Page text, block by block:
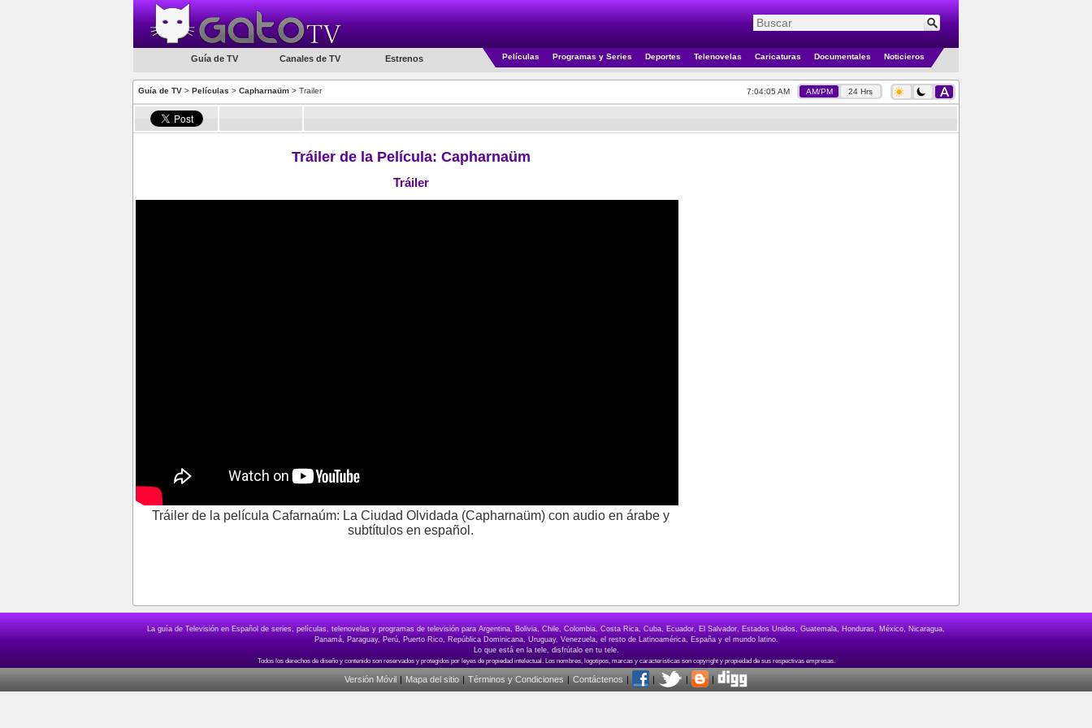
Guía de TV Canales de TV Estrenos Películas Programas y Series Deportes Telenovelas Caricaturas Documentales Noticieros
Guía de TV > Películas > Capharnaüm > Trailer 7:04:05 AM AM/PM 24 Hrs
Tráiler de la Película: Capharnaüm
Tráiler
Tráiler de la película Cafarnaúm: La Ciudad Olvidada (Capharnaüm) con audio en árabe y
subtítulos en español.
La guía de Televisión en Español de series, películas, telenovelas y programas de televisión para Argentina, Bolivia, Chile, Colombia, Costa Rica, Cuba, Ecuador, El Salvador, Estados Unidos, Guatemala, Honduras, México, Nicaragua,
Panamá, Paraguay, Perú, Puerto Rico, República Dominicana, Uruguay, Venezuela, el resto de Latinoamérica, España y el mundo latino.
Lo que está en la tele, disfrútalo en tu tele.
Versión Móvil | Mapa del sitio | Términos y Condiciones | Contáctenos | | | |